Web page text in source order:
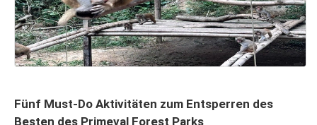
Fünf Must-Do Aktivitäten zum Entsperren des
Besten des Primeval Forest Parks